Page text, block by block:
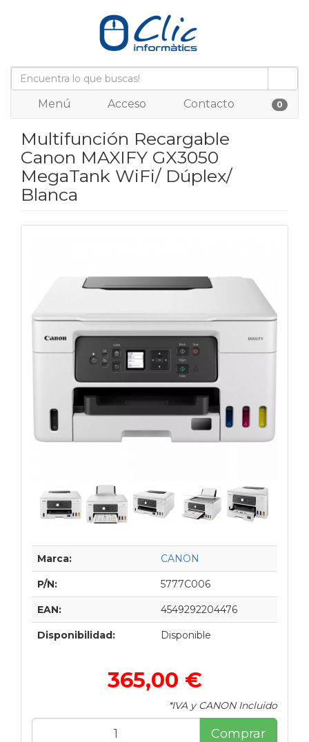
Menú Acceso Contacto 0
Multifunción Recargable
Canon MAXIFY GX3050
MegaTank WiFi/ Dúplex/
Blanca
Marca: CANON
P/N: 5777C006
EAN: 4549292204476
Disponibilidad: Disponible
365,00 €
*IVA y CANON Incluido
Comprar